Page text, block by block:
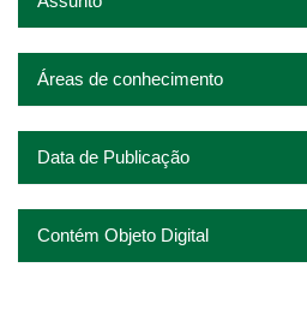
Áreas de conhecimento
Data de Publicação
Contém Objeto Digital